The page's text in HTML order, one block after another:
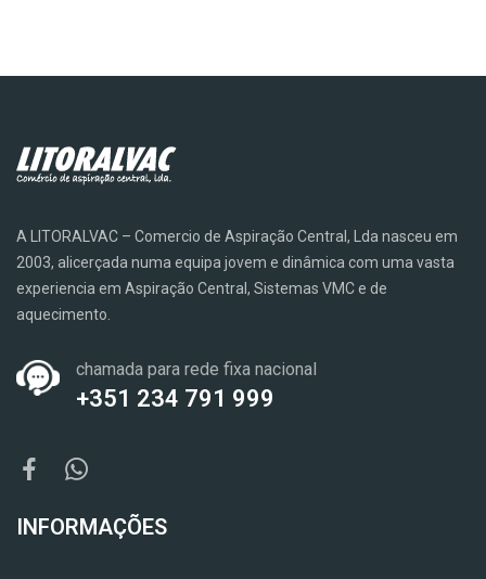
A LITORALVAC – Comercio de Aspiração Central, Lda nasceu em
2003, alicerçada numa equipa jovem e dinâmica com uma vasta
experiencia em Aspiração Central, Sistemas VMC e de
aquecimento.
chamada para rede fixa nacional
+351 234 791 999
INFORMAÇÕES